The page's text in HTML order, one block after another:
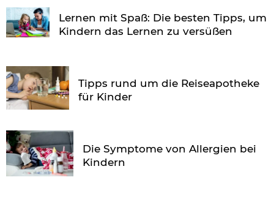
Lernen mit Spaß: Die besten Tipps, um
Kindern das Lernen zu versüßen
Tipps rund um die Reiseapotheke
für Kinder
Die Symptome von Allergien bei
Kindern